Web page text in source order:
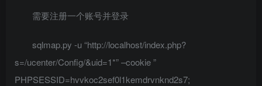
需要注册一个账号并登录
sqlmap.py -u “http://localhost/index.php?
s=/ucenter/Config/&uid=1*” –cookie ”
PHPSESSID=hvvkoc2sef0l1kemdrvnknd2s7;